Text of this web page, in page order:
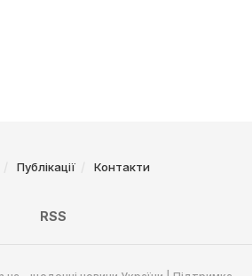
Публікації Контакти
RSS